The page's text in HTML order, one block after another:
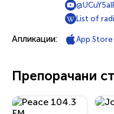
List of
Апликации: App Store
Препорачани